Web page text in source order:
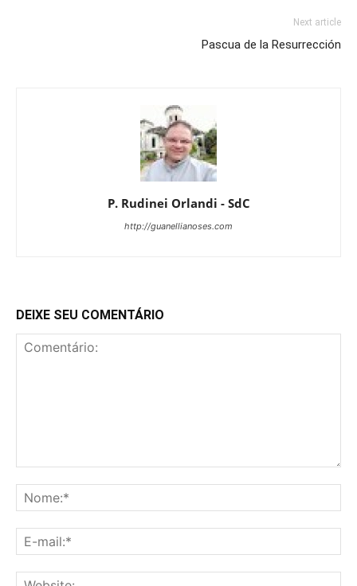
Next article
Pascua de la Resurrección
P. Rudinei Orlandi - SdC
http://guanellianoses.com
DEIXE SEU COMENTÁRIO